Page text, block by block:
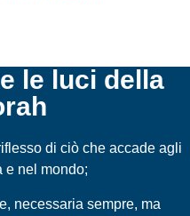
le luci della
di ciò che accade agli
e nel mondo;
necessaria sempre, ma